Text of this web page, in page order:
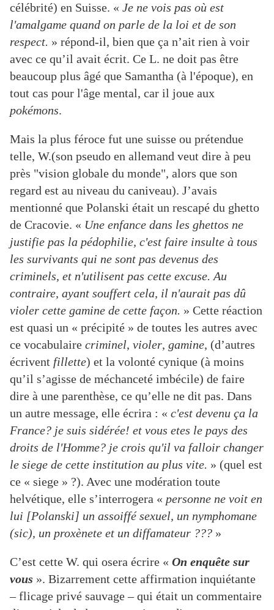
célébrité) en Suisse. « Je ne vois pas où est
l'amalgame quand on parle de la loi et de son
respect. » répond-il, bien que ça n’ait rien à voir
avec ce qu’il avait écrit. Ce L. ne doit pas être
beaucoup plus âgé que Samantha (à l'époque), en
tout cas pour l'âge mental, car il joue aux
pokémons.
Mais la plus féroce fut une suisse ou prétendue
telle, W.(son pseudo en allemand veut dire à peu
près "vision globale du monde", alors que son
regard est au niveau du caniveau). J’avais
mentionné que Polanski était un rescapé du ghetto
de Cracovie. « Une enfance dans les ghettos ne
justifie pas la pédophilie, c'est faire insulte à tous
les survivants qui ne sont pas devenus des
criminels, et n'utilisent pas cette excuse. Au
contraire, ayant souffert cela, il n'aurait pas dû
violer cette gamine de cette façon. » Cette réaction
est quasi un « précipité » de toutes les autres avec
ce vocabulaire criminel, violer, gamine, (d’autres
écrivent fillette) et la volonté cynique (à moins
qu’il s’agisse de méchanceté imbécile) de faire
dire à une parenthèse, ce qu’elle ne dit pas. Dans
un autre message, elle écrira : « c'est devenu ça la
France? je suis sidérée! et vous etes le pays des
droits de l'Homme? je crois qu'il va falloir changer
le siege de cette institution au plus vite. » (quel est
ce « siege » ?). Avec une modération toute
helvétique, elle s’interrogera « personne ne voit en
lui [Polanski] un assoiffé sexuel, un nymphomane
(sic), un proxènete et un diffamateur ??? »
C’est cette W. qui osera écrire « On enquête sur
vous ». Bizarrement cette affirmation inquiétante
– flicage privé sauvage – qui était un commentaire